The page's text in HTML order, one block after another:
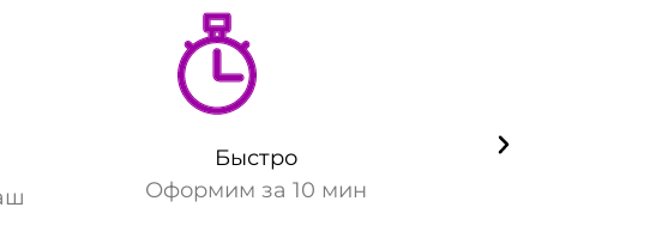
Быстро
Оформим за 10 мин